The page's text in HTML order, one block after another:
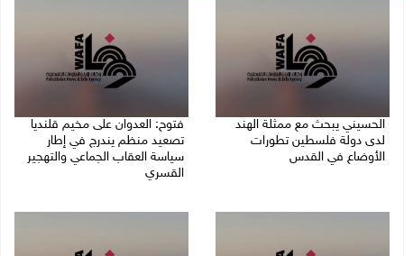
الحسيني يبحث مع ممثلة الهند
لدى دولة فلسطين تطورات
الأوضاع في القدس
فتوح: العدوان على مخيم قلنديا
تصعيد منظم يندرج في إطار
سياسة العقاب الجماعي والتهجير
القسري